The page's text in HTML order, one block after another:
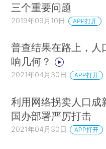
三个重要问题
2019年09月10日 APP打开
普查结果在路上，人
响几何？
2021年04月30日 APP打开
利用网络拐卖人口成
国办部署严厉打击
2021年04月30日 APP打开